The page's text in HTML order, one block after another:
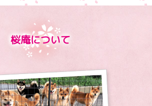
桜庵について